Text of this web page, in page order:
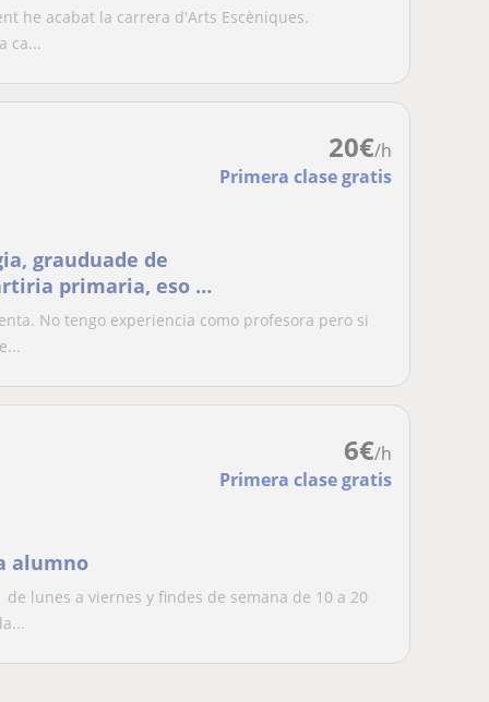
he acabat la carrera d'Arts Escèniques.
ca...
20€/h
Primera clase gratis
grauduade de
primaria, eso y
No tengo experiencia como profesora pero si
6€/h
Primera clase gratis
alumno
lunes a viernes y findes de semana de 10 a 20